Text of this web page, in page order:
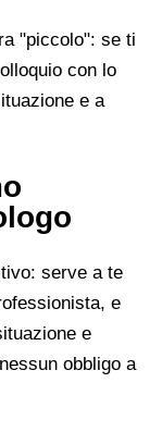
"piccolo": se ti
con lo
e a
serve a te
e
e
obbligo a